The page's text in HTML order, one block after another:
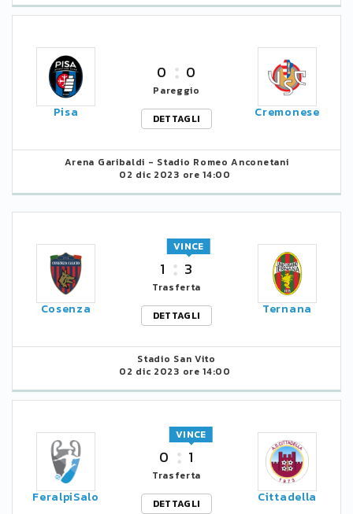
Pisa
0 0
Pareggio
DETTAGLI
Cremonese
Arena Garibaldi - Stadio Romeo Anconetani
02 dic 2023 ore 14:00
Cosenza
1 3
VINCE
Trasferta
DETTAGLI
Ternana
Stadio San Vito
02 dic 2023 ore 14:00
FeralpiSalo
0 1
VINCE
Trasferta
DETTAGLI
Cittadella